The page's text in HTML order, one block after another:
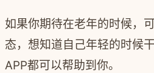
如果你期待在老年的时候，
态，想知道自己年轻的时候
APP都可以帮助到你。